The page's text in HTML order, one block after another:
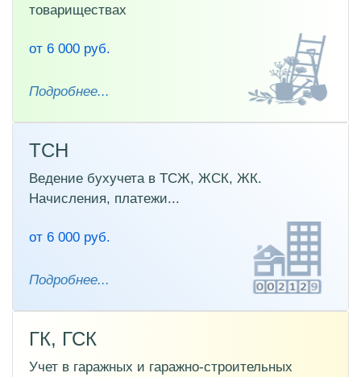
товариществах
от 6 000 руб.
Подробнее...
ТСН
Ведение бухучета в ТСЖ, ЖСК, ЖК.
Начисления, платежи...
от 6 000 руб.
Подробнее...
ГК, ГСК
Учет в гаражных и гаражно-строительных